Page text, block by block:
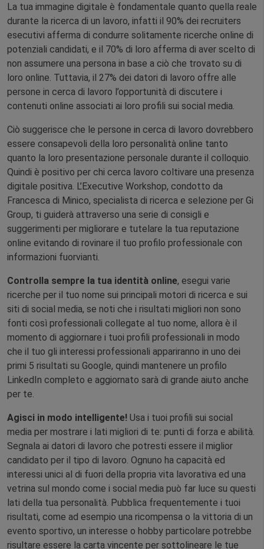
La tua immagine digitale è fondamentale quanto quella reale
durante la ricerca di un lavoro, infatti il ​​90% dei recruiters
esecutivi afferma di condurre solitamente ricerche online di
potenziali candidati, e il 70% di loro afferma di aver scelto di
non assumere una persona in base a ciò che trovato su di
loro online. Tuttavia, il 27% dei datori di lavoro offre alle
persone in cerca di lavoro l’opportunità di discutere i
contenuti online associati ai loro profili sui social media.
Ciò suggerisce che le persone in cerca di lavoro dovrebbero
essere consapevoli della loro personalità online tanto
quanto la loro presentazione personale durante il colloquio.
Quindi è positivo per chi cerca lavoro coltivare una presenza
digitale positiva. L’Executive Workshop, condotto da
Francesca di Minico, specialista di ricerca e selezione per Gi
Group, ti guiderà attraverso una serie di consigli e
suggerimenti per migliorare e tutelare la tua reputazione
online evitando di rovinare il tuo profilo professionale con
informazioni fuorvianti.
Controlla sempre la tua identità online, esegui varie
ricerche per il tuo nome sui principali motori di ricerca e sui
siti di social media, se noti che i risultati migliori non sono
fonti così professionali collegate al tuo nome, allora è il
momento di aggiornare i tuoi profili professionali in modo
che il tuo gli interessi professionali appariranno in uno dei
primi 5 risultati su Google, quindi mantenere un profilo
LinkedIn completo e aggiornato sarà di grande aiuto anche
per te.
Agisci in modo intelligente! Usa i tuoi profili sui social
media per mostrare i lati migliori di te: punti di forza e abilità.
Segnala ai datori di lavoro che potresti essere il miglior
candidato per il tipo di lavoro. Ognuno ha capacità ed
interessi unici al di fuori della propria vita lavorativa ed una
vetrina sul mondo come i social media può far luce su questi
lati della tua personalità. Pubblica frequentemente i tuoi
risultati, come ad esempio una ricompensa o la vittoria di un
evento sportivo, un interesse o hobby particolare potrebbe
risultare essere la carta vincente per sottolineare le tue